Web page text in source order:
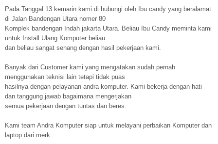
Pada Tanggal 13 kemarin kami di hubungi oleh Ibu candy yang beralamat
di Jalan Bandengan Utara nomer 80
Komplek bandengan Indah jakarta Utara. Beliau Ibu Candy meminta kami
untuk Install Ulang Komputer beliau
dan beliau sangat senang dengan hasil pekerjaan kami.
Banyak dari Customer kami yang mengatakan sudah pernah
menggunakan teknisi lain tetapi tidak puas
hasilnya dengan pelayanan andra komputer. Kami bekerja dengan hati
dan tanggung jawab bagaimana mengerjakan
semua pekerjaan dengan tuntas dan beres.
Kami team Andra Komputer siap untuk melayani perbaikan Komputer dan
laptop dari merk :